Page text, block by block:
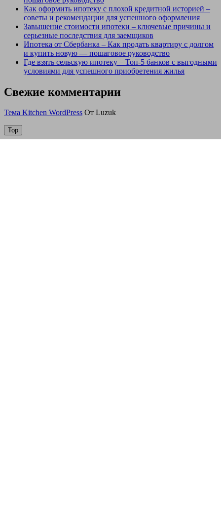
Как оформить ипотеку с плохой кредитной историей –
советы и рекомендации для успешного оформления
Завышение стоимости ипотеки – ключевые причины и
серьезные последствия для заемщиков
Ипотека от Сбербанка – Как продать квартиру с долгом
и купить новую — пошаговое руководство
Где взять сельскую ипотеку – Топ-5 банков с выгодными
условиями для успешного приобретения жилья
Свежие комментарии
Тема Kitchen WordPress От Luzuk
Top